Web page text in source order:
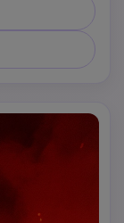
kuat dan
gaya poster
warna
besar di
terapkan
tepi jelas,
dan tekstur
bahu, dan